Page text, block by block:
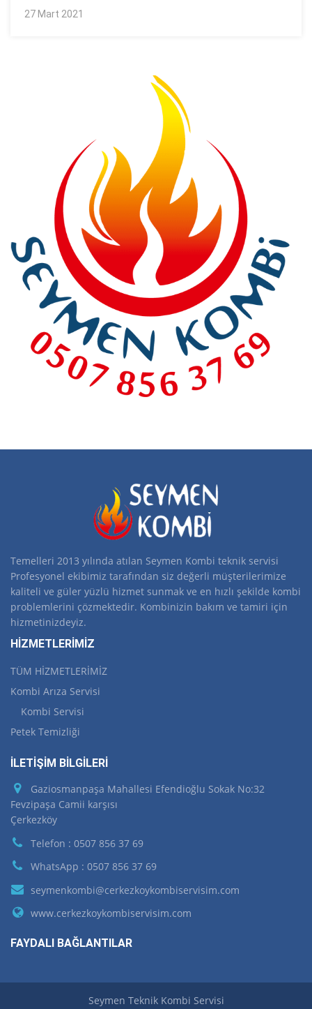
27 Mart 2021
Temelleri 2013 yılında atılan Seymen Kombi teknik servisi
Profesyonel ekibimiz tarafından siz değerli müşterilerimize
kaliteli ve güler yüzlü hizmet sunmak ve en hızlı şekilde kombi
problemlerini çözmektedir. Kombinizin bakım ve tamiri için
hizmetinizdeyiz.
HİZMETLERİMİZ
TÜM HİZMETLERİMİZ
Kombi Arıza Servisi
Kombi Servisi
Petek Temizliği
İLETİŞİM BİLGİLERİ
Gaziosmanpaşa Mahallesi Efendioğlu Sokak No:32
Fevzipaşa Camii karşısı
Çerkezköy
Telefon : 0507 856 37 69
WhatsApp : 0507 856 37 69
seymenkombi@cerkezkoykombiservisim.com
www.cerkezkoykombiservisim.com
FAYDALI BAĞLANTILAR
Seymen Teknik Kombi Servisi